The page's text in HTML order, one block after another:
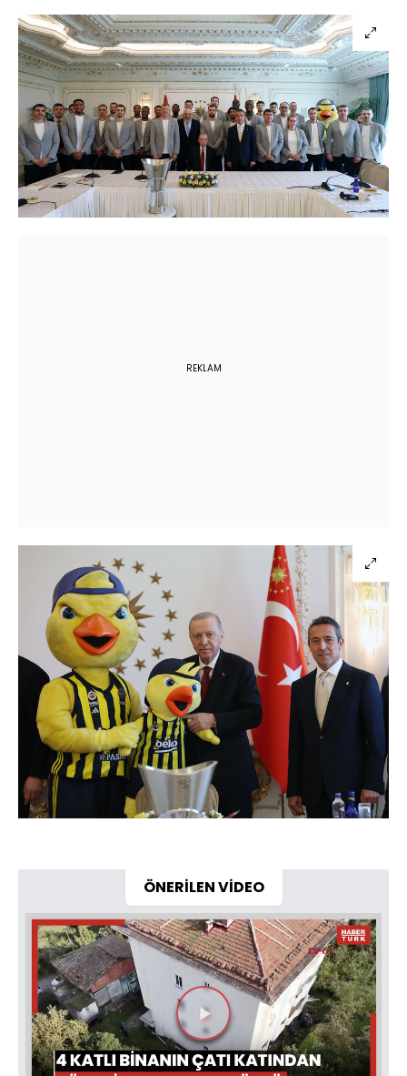
REKLAM
ÖNERİLEN VİDEO
Videoyu
Oynat